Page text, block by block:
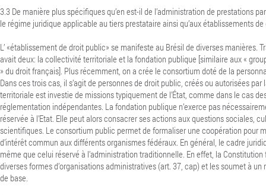
3.3 De manière plus spécifiques qu’en est-il de l’administration de prestations
le régime juridique applicable au tiers prestataire ainsi qu’aux établissements
L’ «établissement de droit public» se manifeste au Brésil de diverses manières.
avait deux: la collectivité territoriale et la fondation publique [similaire aux «
» du droit français]. Plus récemment, on a crée le consortium doté de la
Dans ces trois cas, il s’agit de personnes de droit public, créés ou autorisées
territoriale est investie de missions typiquement de l’État, comme dans le cas
réglementation indépendantes. La fondation publique n’exerce pas
réservée à l’Etat. Elle peut alors consacrer ses actions aux questions sociales,
scientifiques. Le consortium public permet de formaliser une coopération pour
d’intérêt commun aux différents organismes fédéraux. En général, le cadre
même que celui réservé à l’administration traditionnelle. En effet, la
diverses formes d’organisations administratives (art. 37, cap) et les soumet à
de base.